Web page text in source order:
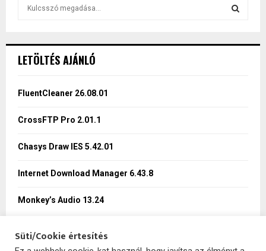
h
o
:
LETÖLTÉS AJÁNLÓ
FluentCleaner 26.08.01
CrossFTP Pro 2.01.1
Chasys Draw IES 5.42.01
Internet Download Manager 6.43.8
Monkey’s Audio 13.24
Süti/Cookie értesítés